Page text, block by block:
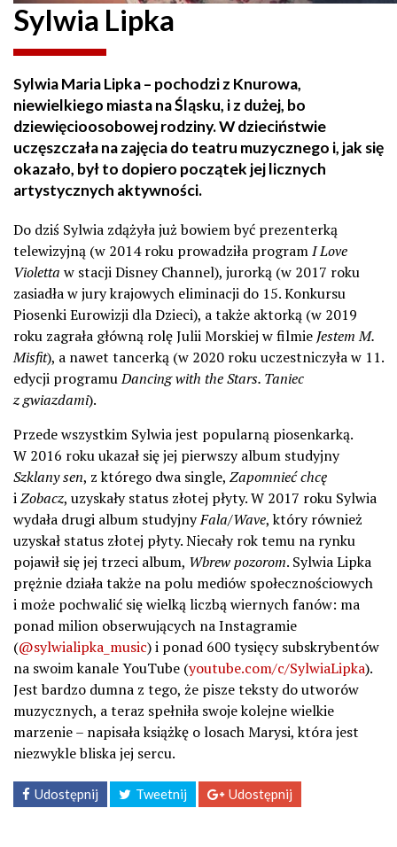
Sylwia Lipka
Sylwia Maria Lipka – pochodzi z Knurowa,
niewielkiego miasta na Śląsku, i z dużej, bo
dziewięcioosobowej rodziny. W dzieciństwie
uczęszczała na zajęcia do teatru muzycznego i, jak się
okazało, był to dopiero początek jej licznych
artystycznych aktywności.
Do dziś Sylwia zdążyła już bowiem być prezenterką
telewizyjną (w 2014 roku prowadziła programI Love
Violetta w stacji Disney Channel), jurorką (w 2017 roku
zasiadła w jury krajowych eliminacji do 15. Konkursu
Piosenki Eurowizji dla Dzieci), a także aktorką (w 2019
roku zagrała główną rolę Julii Morskiej w filmie Jestem M.
Misfit), a nawet tancerką (w 2020 roku uczestniczyła w 11.
edycji programuDancing with the Stars. Taniec
z gwiazdami).
Przede wszystkim Sylwia jest popularną piosenkarką.
W 2016 roku ukazał się jej pierwszy album studyjny
Szklany sen, z którego dwa single, Zapomnieć chcę
iZobacz, uzyskały status złotej płyty. W 2017 roku Sylwia
wydała drugi album studyjnyFala/Wave, który również
uzyskał status złotej płyty. Niecały rok temu na rynku
pojawił się jej trzeci album, Wbrew pozorom. Sylwia Lipka
prężnie działa także na polu mediów społecznościowych
i może pochwalić się wielką liczbą wiernych fanów: ma
ponad milion obserwujących na Instagramie
(@sylwialipka_music) i ponad 600 tysięcy subskrybentów
na swoim kanale YouTube (youtube.com/c/SylwiaLipka).
Jest bardzo dumna z tego, że pisze teksty do utworów
muzycznych, a teraz spełniła swoje kolejne wielkie
marzenie – napisała książkę o losach Marysi, która jest
niezwykle bliska jej sercu.
Udostępnij Tweetnij Udostępnij